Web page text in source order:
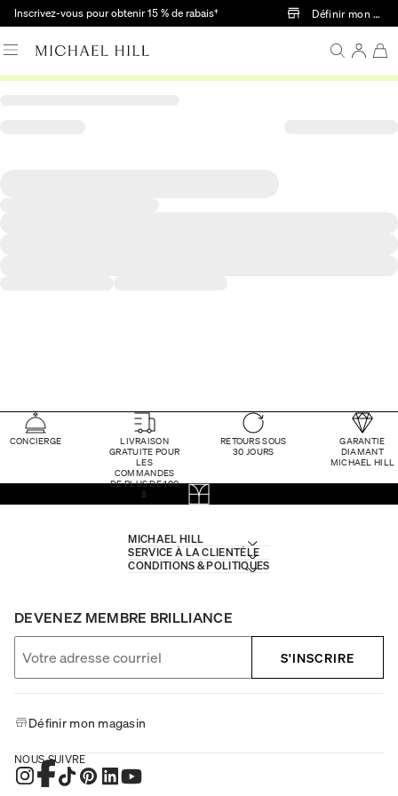
Passer au contenu principal
Inscrivez-vous pour obtenir 15 % de rabais† Définir mon
CONCIERGE
LIVRAISON
GRATUITE POUR
LES
COMMANDES
DE PLUS DE 100
$
RETOURS SOUS
30 JOURS
GARANTIE
DIAMANT
MICHAEL HILL
MICHAEL HILL
SERVICE À LA CLIENTÈLE
CONDITIONS & POLITIQUES
DEVENEZ MEMBRE BRILLIANCE
S'INSCRIRE
Définir mon magasin
NOUS SUIVRE